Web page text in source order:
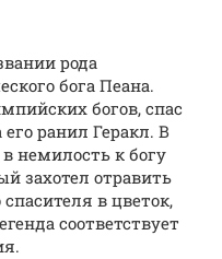
рода
бога Пеана.
богов, спас
ранил Геракл. В
немилость к богу
захотел отравить
в цветок,
соответствует